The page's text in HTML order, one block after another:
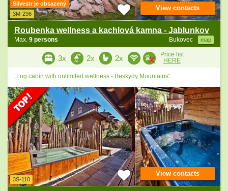
Silvestr je obsazený
3M-296
Roubenka wellness a kachlová kamna - Jablunkov
Bukovec map
Max. 9 persons
View contacts
3x 2x 2x
Price list
HERE
„Log cabin with unlimited wellness - Beskydy Mountains“
3S-110
View contacts